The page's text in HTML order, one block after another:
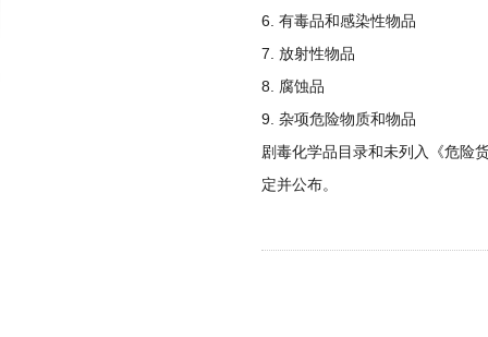
6. 有毒品和感染性物品
7. 放射性物品
8. 腐蚀品
9. 杂项危险物质和物品
剧毒化学品目录和未列入《危险
定并公布。